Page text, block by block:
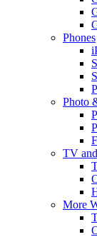
Phones
Photo
TV
More